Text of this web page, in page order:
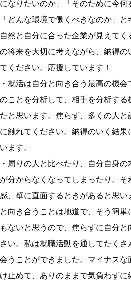
になりたいのか」「そのために今何
「どんな環境で働くべきなのか」と
自然と自分に合った企業が見えてく
の将来を大切に考えながら、納得の
てください。応援しています！
・就活は自分と向き合う最高の機
のことを分析して、相手を分析する
たと思います。焦らず、多くの人と
に触れてください。納得のいく結果
います。
・周りの人と比べたり、自分自身の
が分からなくなってしまったり。そ
感、壁に直面するときがあると思い
と向き合うことは地道で、そう簡単
もないと思うので、焦らずに自分
さい。私は就職活動を通してたくさ
会うことができました。マイナスな
け止めて、ありのままで気負わずに